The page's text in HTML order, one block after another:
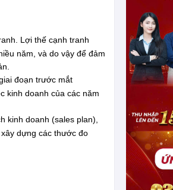
Lợi thế cạnh tranh
năm, và do vậy để đảm
đoạn trước mắt
kinh doanh của các năm
kinh doanh (sales plan),
dựng các thước đo